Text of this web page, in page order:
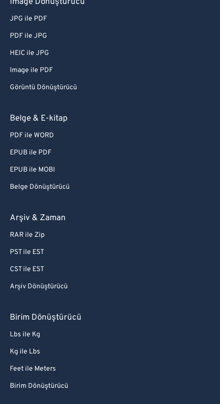
JPG ile PDF
PDF ile JPG
HEIC ile JPG
Image ile PDF
Görüntü Dönüştürücü
Belge & E-kitap
PDF ile WORD
EPUB ile PDF
EPUB ile MOBI
Belge Dönüştürücü
Arşiv & Zaman
RAR ile Zip
PST ile EST
CST ile EST
Arşiv Dönüştürücü
Birim Dönüştürücü
Lbs ile Kg
Kg ile Lbs
Feet ile Meters
Birim Dönüştürücü